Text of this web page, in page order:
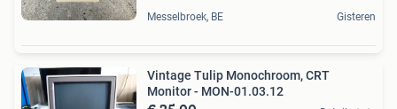
Messelbroek, BE Gisteren
Vintage Tulip Monochroom, CRT
Monitor - MON-01.03.12